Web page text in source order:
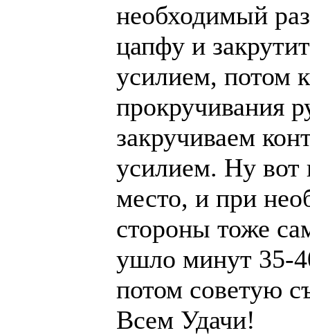
необходимый
цапфу и
усилием, потом
прокручивания
закручиваем
усилием. Ну вот
место, и при
стороны тоже
ушло минут 35-
потом советую
Всем Удачи!